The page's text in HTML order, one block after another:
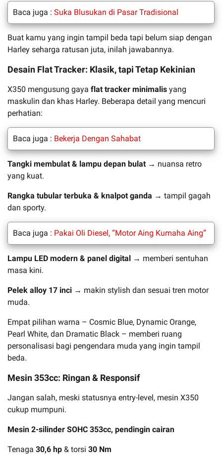
Baca juga : Suka Blusukan di Pasar Tradisional
Buat kamu yang ingin tampil beda tapi belum siap dengan
Harley seharga ratusan juta, inilah jawabannya.
Desain Flat Tracker: Klasik, tapi Tetap Kekinian
X350 mengusung gaya flat tracker minimalis yang
maskulin dan khas Harley. Beberapa detail yang mencuri
perhatian:
Baca juga : Bekerja Dengan Sahabat
Tangki membulat & lampu depan bulat → nuansa retro
yang kuat.
Rangka tubular terbuka & knalpot ganda → tampil gagah
dan sporty.
Baca juga : Pakai Oli Diesel, “Motor Aing Kumaha Aing”
Lampu LED modern & panel digital → memberi sentuhan
masa kini.
Pelek alloy 17 inci → makin stylish dan sesuai tren motor
muda.
Empat pilihan warna – Cosmic Blue, Dynamic Orange,
Pearl White, dan Dramatic Black – memberi ruang
personalisasi bagi pengendara muda yang ingin tampil
beda.
Mesin 353cc: Ringan & Responsif
Jangan salah, meski statusnya entry-level, mesin X350
cukup mumpuni.
Mesin 2-silinder SOHC 353cc, pendingin cairan
Tenaga 30,6 hp & torsi 30 Nm